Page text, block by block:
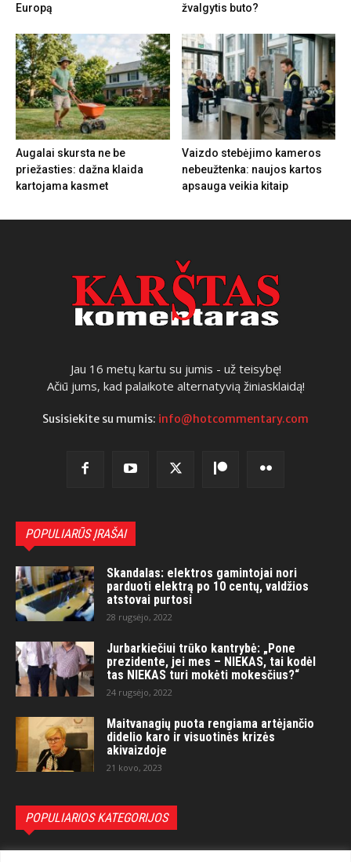
Europą
žvalgytis buto?
Augalai skursta ne be
priežasties: dažna klaida
kartojama kasmet
Vaizdo stebėjimo kameros
nebeužtenka: naujos kartos
apsauga veikia kitaip
Jau 16 metų kartu su jumis - už teisybę!
Ačiū jums, kad palaikote alternatyvią žiniasklaidą!
Susisiekite su mumis: info@hotcommentary.com
POPULIARŪS ĮRAŠAI
Skandalas: elektros gamintojai nori
parduoti elektrą po 10 centų, valdžios
atstovai purtosi
28 rugsėjo, 2022
Jurbarkiečiui trūko kantrybė: „Pone
prezidente, jei mes – NIEKAS, tai kodėl
tas NIEKAS turi mokėti mokesčius?“
24 rugsėjo, 2022
Maitvanagių puota rengiama artėjančio
didelio karo ir visuotinės krizės
akivaizdoje
21 kovo, 2023
POPULIARIOS KATEGORIJOS